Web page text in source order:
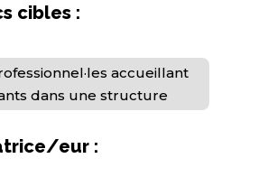
cibles :
accueillant
dans une structure
eur :